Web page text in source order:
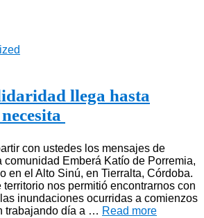
llega hasta
con ustedes los mensajes de
comunidad Emberá Katío de Porremia,
en el Alto Sinú, en Tierralta, Córdoba.
territorio nos permitió encontrarnos con
inundaciones ocurridas a comienzos
trabajando día a … Read more